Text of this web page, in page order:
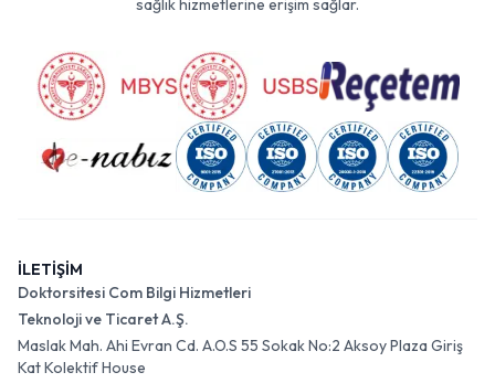
sağlık hizmetlerine erişim sağlar.
İLETİŞİM
Doktorsitesi Com Bilgi Hizmetleri
Teknoloji ve Ticaret A.Ş.
Maslak Mah. Ahi Evran Cd. A.O.S 55 Sokak No:2 Aksoy Plaza Giriş
Kat Kolektif House